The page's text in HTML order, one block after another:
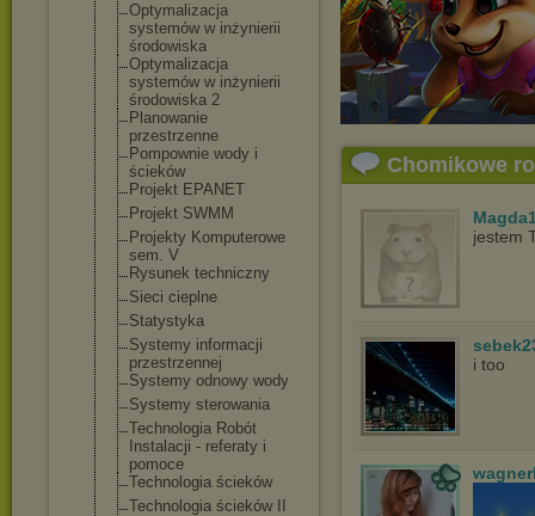
Optymalizacja
systemów w inżynierii
środowiska
Optymalizacja
systemów w inżynierii
środowiska 2
Planowanie
przestrzenne
Pompownie wody i
ścieków
Projekt EPANET
Projekt SWMM
Projekty Komputerowe
sem. V
Rysunek techniczny
Sieci cieplne
Statystyka
Systemy informacji
przestrzennej
Systemy odnowy wody
Systemy sterowania
Technologia Robót
Instalacji - referaty i
pomoce
Technologia ścieków
Technologia ścieków II
Chomikowe
jestem
i too